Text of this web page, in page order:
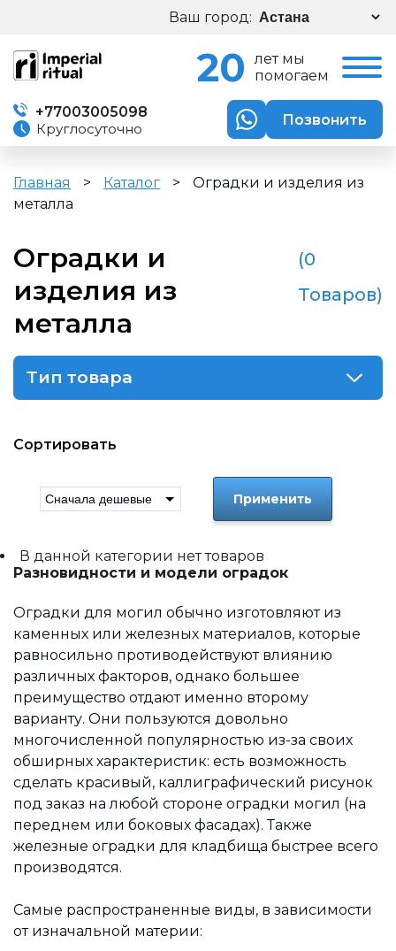
Ваш город:
20
лет мы
помогаем
+77003005098
Круглосуточно
Позвонить
Главная > Каталог >
Оградки и изделия из
металла
Оградки и
изделия из
металла
(0
Товаров)
Тип товара
Сортировать
Применить
В данной категории нет товаров
Разновидности и модели оградок
Оградки для могил обычно изготовляют из
каменных или железных материалов, которые
равносильно противодействуют влиянию
различных факторов, однако большее
преимущество отдают именно второму
варианту. Они пользуются довольно
многочисленной популярностью из-за своих
обширных характеристик: есть возможность
сделать красивый, каллиграфический рисунок
под заказ на любой стороне оградки могил (на
переднем или боковых фасадах). Также
железные оградки для кладбища быстрее всего
производятся.
Самые распространенные виды, в зависимости
от изначальной материи: